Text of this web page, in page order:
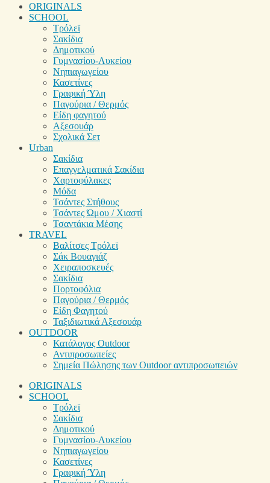
ORIGINALS
SCHOOL
Τρόλεϊ
Σακίδια
Δημοτικού
Γυμνασίου-Λυκείου
Νηπιαγωγείου
Κασετίνες
Γραφική Ύλη
Παγούρια / Θερμός
Είδη φαγητού
Αξεσουάρ
Σχολικά Σετ
Urban
Σακίδια
Επαγγελματικά Σακίδια
Χαρτοφύλακες
Μόδα
Τσάντες Στήθους
Τσάντες Ώμου / Χιαστί
Τσαντάκια Μέσης
TRAVEL
Βαλίτσες Τρόλεϊ
Σάκ Βουαγιάζ
Χειραποσκευές
Σακίδια
Πορτοφόλια
Παγούρια / Θερμός
Είδη Φαγητού
Ταξιδιωτικά Αξεσουάρ
OUTDOOR
Κατάλογος Outdoor
Αντιπροσωπείες
Σημεία Πώλησης των Outdoor αντιπροσωπειών
ORIGINALS
SCHOOL
Τρόλεϊ
Σακίδια
Δημοτικού
Γυμνασίου-Λυκείου
Νηπιαγωγείου
Κασετίνες
Γραφική Ύλη